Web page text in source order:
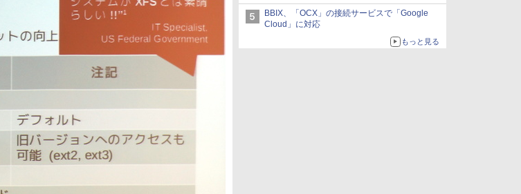
BBIX、「OCX」の接続サービスで「Google
Cloud」に対応
もっと見る